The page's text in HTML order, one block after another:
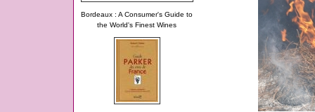
Bordeaux : A Consumer's Guide to
the World's Finest Wines